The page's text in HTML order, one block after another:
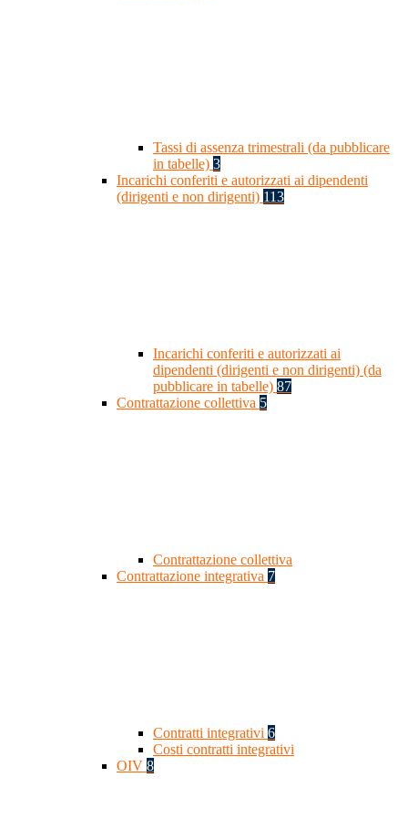
Tassi di assenza trimestrali (da pubblicare
in tabelle) 3
Incarichi conferiti e autorizzati ai dipendenti
(dirigenti e non dirigenti) 113
Incarichi conferiti e autorizzati ai
dipendenti (dirigenti e non dirigenti) (da
pubblicare in tabelle) 87
Contrattazione collettiva 5
Contrattazione collettiva
Contrattazione integrativa 7
Contratti integrativi 6
Costi contratti integrativi
OIV 8